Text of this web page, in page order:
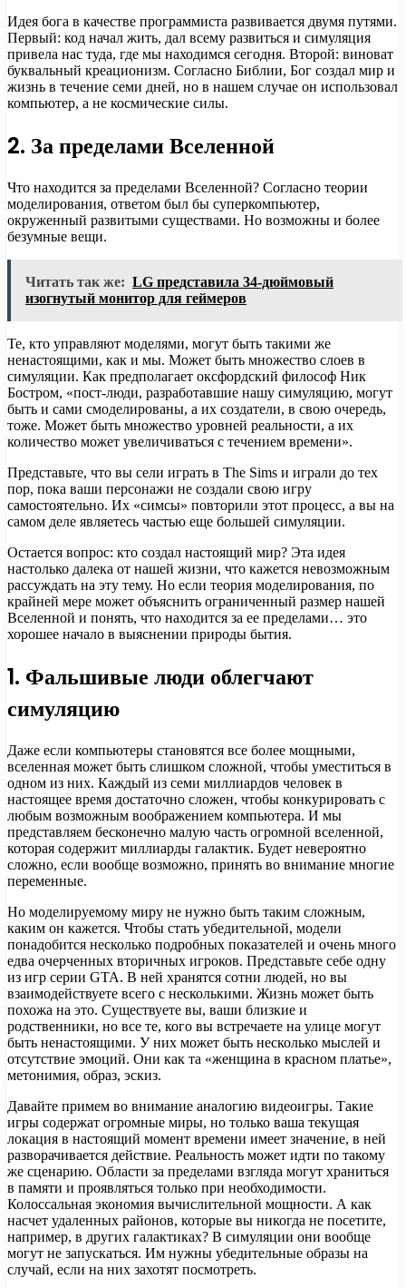
Идея бога в качестве программиста развивается двумя путями.
Первый: код начал жить, дал всему развиться и симуляция
привела нас туда, где мы находимся сегодня. Второй: виноват
буквальный креационизм. Согласно Библии, Бог создал мир и
жизнь в течение семи дней, но в нашем случае он использовал
компьютер, а не космические силы.
2. За пределами Вселенной
Что находится за пределами Вселенной? Согласно теории
моделирования, ответом был бы суперкомпьютер,
окруженный развитыми существами. Но возможны и более
безумные вещи.
Читать так же: LG представила 34-дюймовый
изогнутый монитор для геймеров
Те, кто управляют моделями, могут быть такими же
ненастоящими, как и мы. Может быть множество слоев в
симуляции. Как предполагает оксфордский философ Ник
Бостром, «пост-люди, разработавшие нашу симуляцию, могут
быть и сами смоделированы, а их создатели, в свою очередь,
тоже. Может быть множество уровней реальности, а их
количество может увеличиваться с течением времени».
Представьте, что вы сели играть в The Sims и играли до тех
пор, пока ваши персонажи не создали свою игру
самостоятельно. Их «симсы» повторили этот процесс, а вы на
самом деле являетесь частью еще большей симуляции.
Остается вопрос: кто создал настоящий мир? Эта идея
настолько далека от нашей жизни, что кажется невозможным
рассуждать на эту тему. Но если теория моделирования, по
крайней мере может объяснить ограниченный размер нашей
Вселенной и понять, что находится за ее пределами… это
хорошее начало в выяснении природы бытия.
1. Фальшивые люди облегчают
симуляцию
Даже если компьютеры становятся все более мощными,
вселенная может быть слишком сложной, чтобы уместиться в
одном из них. Каждый из семи миллиардов человек в
настоящее время достаточно сложен, чтобы конкурировать с
любым возможным воображением компьютера. И мы
представляем бесконечно малую часть огромной вселенной,
которая содержит миллиарды галактик. Будет невероятно
сложно, если вообще возможно, принять во внимание многие
переменные.
Но моделируемому миру не нужно быть таким сложным,
каким он кажется. Чтобы стать убедительной, модели
понадобится несколько подробных показателей и очень много
едва очерченных вторичных игроков. Представьте себе одну
из игр серии GTA. В ней хранятся сотни людей, но вы
взаимодействуете всего с несколькими. Жизнь может быть
похожа на это. Существуете вы, ваши близкие и
родственники, но все те, кого вы встречаете на улице могут
быть ненастоящими. У них может быть несколько мыслей и
отсутствие эмоций. Они как та «женщина в красном платье»,
метонимия, образ, эскиз.
Давайте примем во внимание аналогию видеоигры. Такие
игры содержат огромные миры, но только ваша текущая
локация в настоящий момент времени имеет значение, в ней
разворачивается действие. Реальность может идти по такому
же сценарию. Области за пределами взгляда могут храниться
в памяти и проявляться только при необходимости.
Колоссальная экономия вычислительной мощности. А как
насчет удаленных районов, которые вы никогда не посетите,
например, в других галактиках? В симуляции они вообще
могут не запускаться. Им нужны убедительные образы на
случай, если на них захотят посмотреть.